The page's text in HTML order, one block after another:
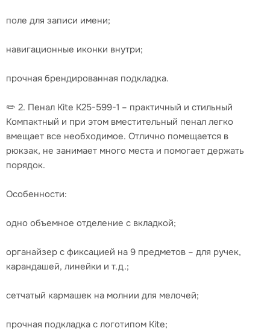
поле для записи имени;
навигационные иконки внутри;
прочная брендированная подкладка.
✏️ 2. Пенал Kite K25-599-1 – практичный и стильный
Компактный и при этом вместительный пенал легко
вмещает все необходимое. Отлично помещается в
рюкзак, не занимает много места и помогает держать
порядок.
Особенности:
одно объемное отделение с вкладкой;
органайзер с фиксацией на 9 предметов – для ручек,
карандашей, линейки и т.д.;
сетчатый кармашек на молнии для мелочей;
прочная подкладка с логотипом Kite;